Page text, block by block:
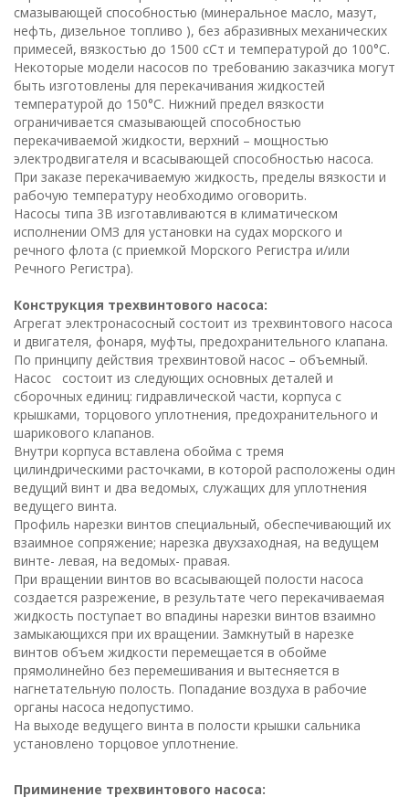
смазывающей способностью (минеральное масло, мазут,
нефть, дизельное топливо ), без абразивных механических
примесей, вязкостью до 1500 сСт и температурой до 100°С.
Некоторые модели насосов по требованию заказчика могут
быть изготовлены для перекачивания жидкостей
температурой до 150°С. Нижний предел вязкости
ограничивается смазывающей способностью
перекачиваемой жидкости, верхний – мощностью
электродвигателя и всасывающей способностью насоса.
При заказе перекачиваемую жидкость, пределы вязкости и
рабочую температуру необходимо оговорить.
Насосы типа 3В изготавливаются в климатическом
исполнении ОМЗ для установки на судах морского и
речного флота (с приемкой Морского Регистра и/или
Речного Регистра).
Конструкция трехвинтового насоса:
Агрегат электронасосный состоит из трехвинтового насоса
и двигателя, фонаря, муфты, предохранительного клапана.
По принципу действия трехвинтовой насос – объемный.
Насос состоит из следующих основных деталей и
сборочных единиц: гидравлической части, корпуса с
крышками, торцового уплотнения, предохранительного и
шарикового клапанов.
Внутри корпуса вставлена обойма с тремя
цилиндрическими расточками, в которой расположены один
ведущий винт и два ведомых, служащих для уплотнения
ведущего винта.
Профиль нарезки винтов специальный, обеспечивающий их
взаимное сопряжение; нарезка двухзаходная, на ведущем
винте- левая, на ведомых- правая.
При вращении винтов во всасывающей полости насоса
создается разрежение, в результате чего перекачиваемая
жидкость поступает во впадины нарезки винтов взаимно
замыкающихся при их вращении. Замкнутый в нарезке
винтов объем жидкости перемещается в обойме
прямолинейно без перемешивания и вытесняется в
нагнетательную полость. Попадание воздуха в рабочие
органы насоса недопустимо.
На выходе ведущего винта в полости крышки сальника
установлено торцовое уплотнение.
Приминение трехвинтового насоса: